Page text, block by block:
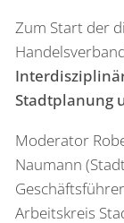
Zum Start der
Stadtplanung
Moderator
Naumann
Arbeitskreis